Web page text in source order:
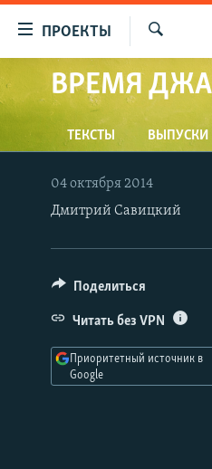
упрощенного
доступа
Вернуться
к
основному
содержанию
навигации
Вернутся
ПРОЕКТЫ
ПРОГРАММЫ
ПОДКАСТЫ
АВТОРСКИЕ ПРОЕКТЫ
ЦИТАТЫ СВОБОДЫ
МНЕНИЯ
КУЛЬТУРА
IDEL.РЕАЛИИ
КАВКАЗ.РЕАЛИИ
СЕВЕР.РЕАЛИИ
СИБИРЬ.РЕАЛИИ
Искать
ВРЕМЯ
ТЕКСТЫ ВЫПУСКИ
04 октября 2014
Дмитрий Савицкий
Поделиться
Читать без VPN
Приоритетный источник в
Google